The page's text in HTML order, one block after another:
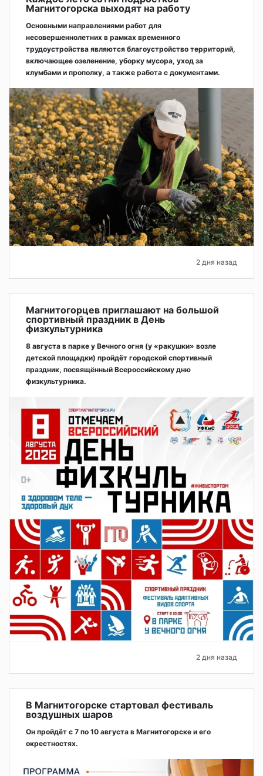
Магнитогорска выходят на работу
Основными направлениями работ для
несовершеннолетних в рамках временного
трудоустройства являются благоустройство территорий,
включающее озеленение, уборку мусора, уход за
клумбами и прополку, а также работа с документами.
2 дня назад
Магнитогорцев приглашают на большой
спортивный праздник в День
физкультурника
8 августа в парке у Вечного огня (у «ракушки» возле
детской площадки) пройдёт городской спортивный
праздник, посвящённый Всероссийскому дню
физкультурника.
2 дня назад
В Магнитогорске стартовал фестиваль
воздушных шаров
Он пройдёт с 7 по 10 августа в Магнитогорске и его
окрестностях.